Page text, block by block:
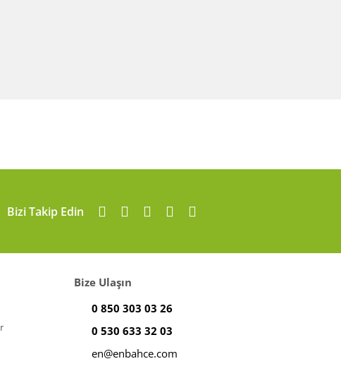
Bizi Takip Edin
Bize Ulaşın
0 850 303 03 26
0 530 633 32 03
en@enbahce.com